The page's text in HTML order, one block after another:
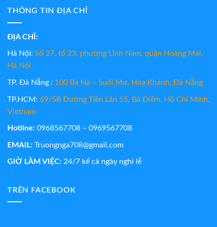
THÔNG TIN ĐỊA CHỈ
ĐỊA CHỈ:
Hà Nội: Số 27, tổ 23, phường Lĩnh Nam, quận Hoàng Mai,
Hà Nội
TP. Đà Nẵng : 100 Bà Nà – Suối Mơ, Hòa Khánh, Đà Nẵng
TP.HCM: 69/5B Đường Tiền Lân 15, Bà Điểm, Hồ Chí Minh,
Vietnam
Hotline: 0968567708 – 0969567708
EMAIL: Truongnga708@gmail.com
GIỜ LÀM VIỆC: 24/7 kể cả ngày nghỉ lễ
TRÊN FACEBOOK